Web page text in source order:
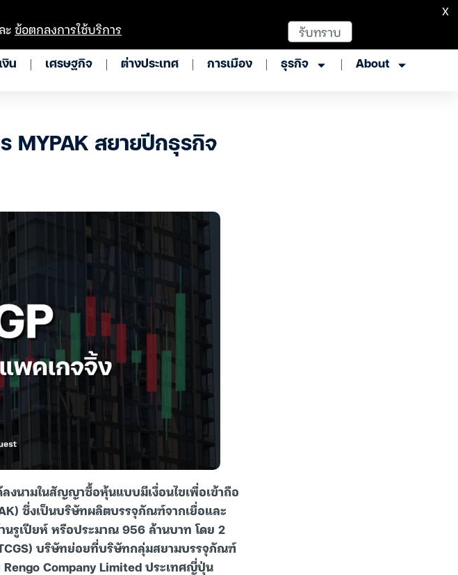
งิน เศรษฐกิจ ต่างประเทศ การเมือง ธุรกิจ About
MYPAK สยายปีกธุรกิจ
ลงนามในสัญญาซื้อหุ้นแบบมีเงื่อนไขเพื่อเข้าถือ
ซึ่งเป็นบริษัทผลิตบรรจุภัณฑ์จากเยื่อและ
นรูเปียห์ หรือประมาณ 956 ล้านบาท โดย 2
บริษัทย่อยที่บริษัทกลุ่มสยามบรรจุภัณฑ์
Rengo Company Limited ประเทศญี่ปุ่น
ะข้อตกลงการใช้บริการ รับทราบ
X